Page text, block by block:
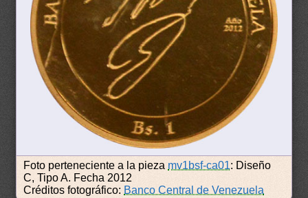
Foto perteneciente a la pieza mv1bsf-ca01: Diseño
C, Tipo A. Fecha 2012
Créditos fotográfico: Banco Central de Venezuela